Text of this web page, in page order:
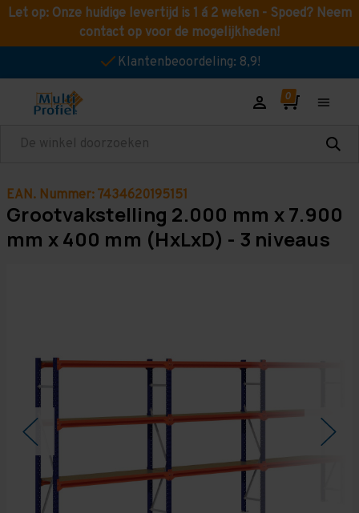
Let op: Onze huidige levertijd is 1 á 2 weken - Spoed? Neem
contact op voor de mogelijkheden!
Klantenbeoordeling: 8,9!
Zoeken
EAN. Nummer: 7434620195151
Grootvakstelling 2.000 mm x 7.900
mm x 400 mm (HxLxD) - 3 niveaus